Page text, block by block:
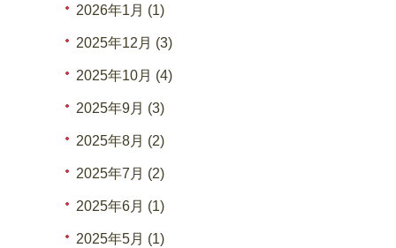
2026年1月 (1)
2025年12月 (3)
2025年10月 (4)
2025年9月 (3)
2025年8月 (2)
2025年7月 (2)
2025年6月 (1)
2025年5月 (1)